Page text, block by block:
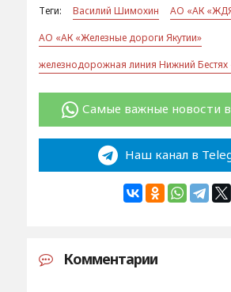
Теги: Василий Шимохин
АО «АК
АО «АК «Железные дороги Якутии»
железнодорожная линия Нижний Бестях
Самые важные новости
Наш канал в
Комментарии